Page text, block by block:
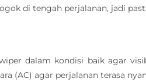
di tengah perjalanan, jadi
dalam kondisi baik agar
(AC) agar perjalanan terasa